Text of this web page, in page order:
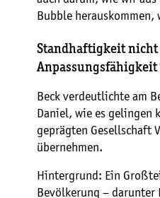
Bubble
Standhaftigkeit
Anpassungsfähigkeit
Beck verdeutlichte am
Daniel, wie es gelingen
geprägten Gesellschaft
übernehmen.
Hintergrund: Ein
Bevölkerung – darunter